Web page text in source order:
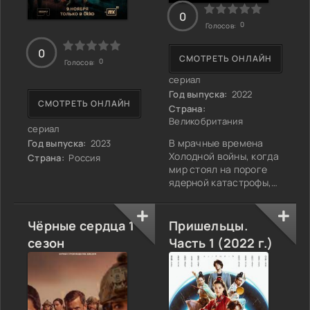
сериал
Год выпуска: 2023
Страна: Россия
СМОТРЕТЬ ОНЛАЙН
0
Голосов: 0
сериал
Год выпуска: 2022
Страна:
Великобритания
В мрачные времена
Холодной войны, когда
мир стоял на пороге
ядерной катастрофы,
выходят не только
глобальные
геополитические
интересы, но и судьбы
отдельных людей,
попавших в водоворот
исторических событий.
"Досье Ипкресс"
СМОТРЕТЬ ОНЛАЙН
0
Голосов: 0
Чёрные сердца 1
сезон
Пришельцы.
Часть 1 (2022 г.)